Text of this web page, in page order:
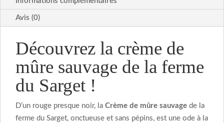
Avis (0)
Découvrez la crème de
mûre sauvage de la ferme
du Sarget !
D’un rouge presque noir, la Crème de mûre sauvage de la
ferme du Sarget, onctueuse et sans pépins, est une ode à la